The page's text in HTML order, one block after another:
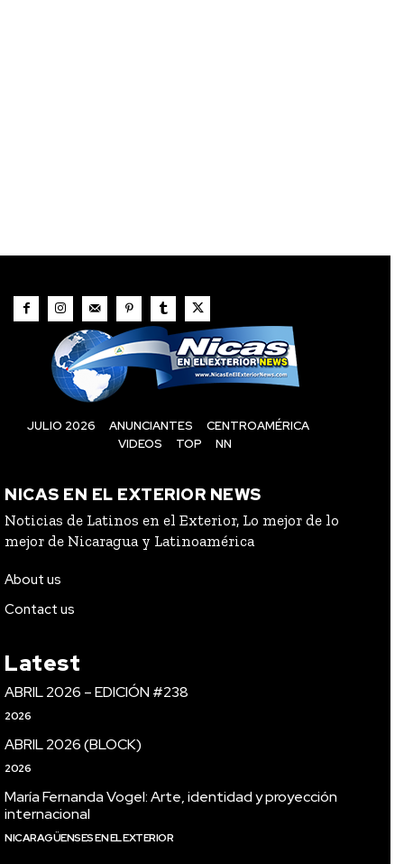
JULIO 2026 ANUNCIANTES
CENTROAMÉRICA
VIDEOS
TOP NN
NICAS EN EL EXTERIOR NEWS
Noticias de Latinos en el Exterior, Lo mejor de lo
mejor de Nicaragua y Latinoamérica
About us
Contact us
Latest
ABRIL 2026 – EDICIÓN #238
2026
ABRIL 2026 (BLOCK)
2026
María Fernanda Vogel: Arte, identidad y proyección
internacional
NICARAGÜENSES EN EL EXTERIOR